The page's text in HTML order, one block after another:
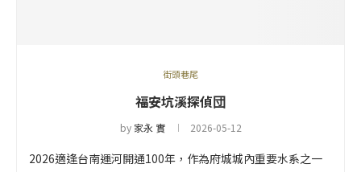
街頭巷尾
福安坑溪探偵団
by 家永 實 2026-05-12
2026適逢台南運河開通100年，作為府城城內重要水系之一